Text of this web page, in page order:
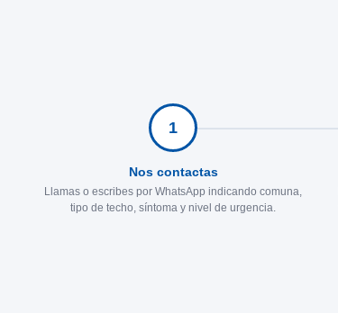
1
Nos contactas
Llamas o escribes por WhatsApp indicando comuna,
tipo de techo, síntoma y nivel de urgencia.